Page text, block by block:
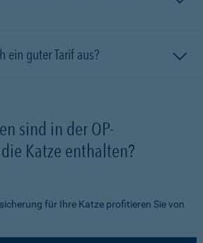
ein guter Tarif aus?
sind in der OP-
Katze enthalten?
für Ihre Katze profitieren Sie von